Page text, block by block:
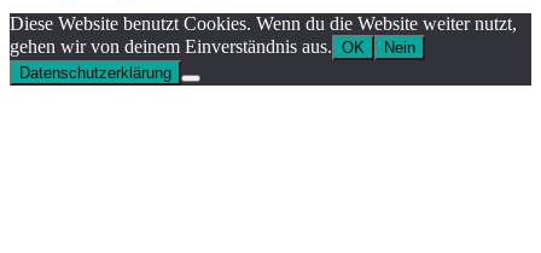
Diese Website benutzt Cookies. Wenn du die Website weiter nutzt,
gehen wir von deinem Einverständnis aus. OK
Nein
Datenschutzerklärung